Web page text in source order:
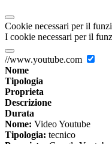
Cookie necessari per il
I cookie necessari per il
//www.youtube.com
Nome
Tipologia
Proprieta
Descrizione
Durata
Nome: Video Youtube
Tipologia: tecnico